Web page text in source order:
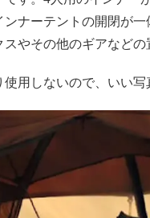
ナーテントの開閉が
やその他のギアなどの
用しないので、いい写